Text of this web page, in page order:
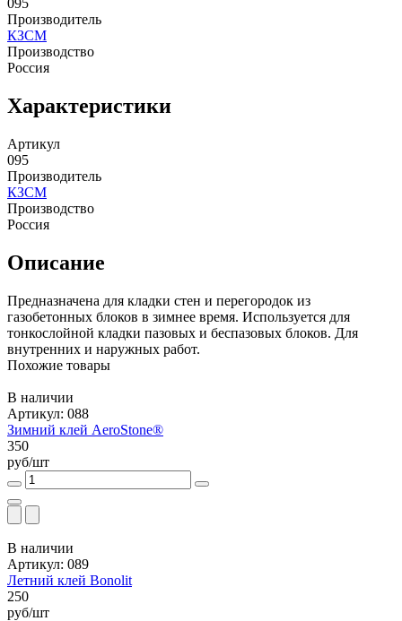
Производитель
КЗСМ
Производство
Россия
Характеристики
Артикул
095
Производитель
КЗСМ
Производство
Россия
Описание
Предназначена для кладки стен и перегородок из
газобетонных блоков в зимнее время. Используется для
тонкослойной кладки пазовых и беспазовых блоков. Для
внутренних и наружных работ.
Похожие товары
В наличии
Артикул: 088
Зимний клей AeroStone®
350
руб/шт
В наличии
Артикул: 089
Летний клей Bonolit
250
руб/шт